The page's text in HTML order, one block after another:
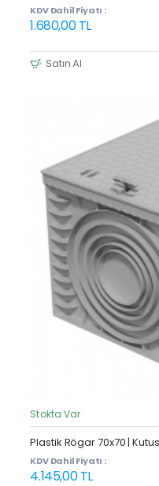
KDV Dahil Fiyatı :
1.680,00 TL
Satın Al
Stokta Var
Plastik Rögar 70x70 |
KDV Dahil Fiyatı :
4.145,00 TL